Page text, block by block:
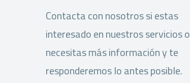
Contacta con nosotros si estas
interesado en nuestros servicios o
necesitas más información y te
responderemos lo antes posible.